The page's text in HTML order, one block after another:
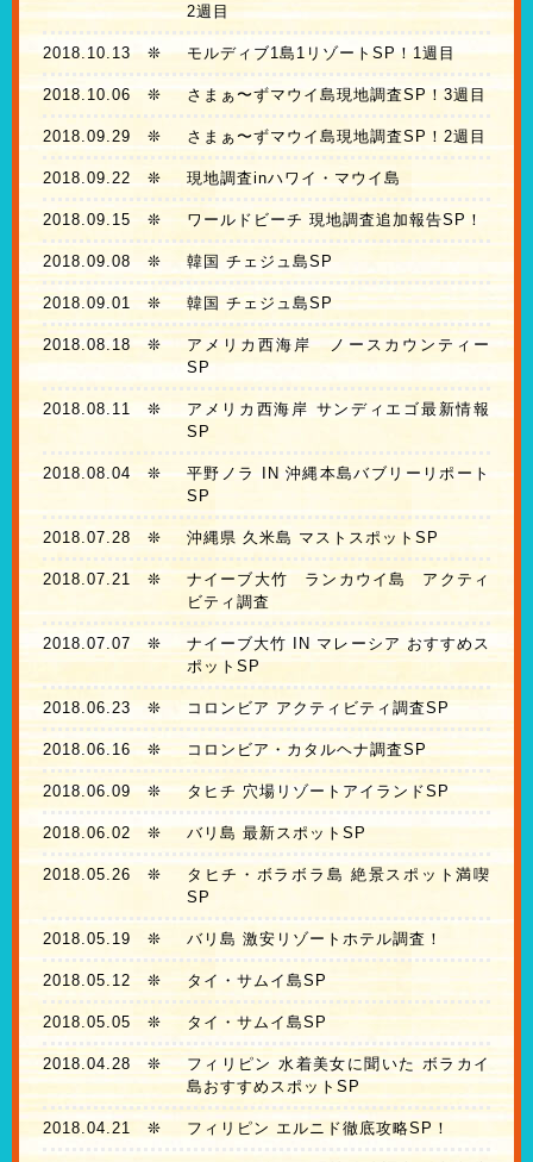
2週目
2018.10.13❊ モルディブ1島1リゾートSP！1週目
2018.10.06 ❊ さまぁ〜ずマウイ島現地調査SP！3週目
2018.09.29 ❊ さまぁ〜ずマウイ島現地調査SP！2週目
2018.09.22 ❊ 現地調査inハワイ・マウイ島
2018.09.15 ❊ ワールドビーチ 現地調査追加報告SP！
2018.09.08 ❊ 韓国 チェジュ島SP
2018.09.01 ❊ 韓国 チェジュ島SP
2018.08.18❊
アメリカ西海岸 ノースカウンティー
SP
2018.08.11 ❊
アメリカ西海岸 サンディエゴ最新情報
SP
2018.08.04❊
平野ノラ IN 沖縄本島バブリーリポート
SP
2018.07.28 ❊ 沖縄県 久米島 マストスポットSP
2018.07.21 ❊
ナイーブ大竹 ランカウイ島 アクティ
ビティ調査
2018.07.07 ❊
ナイーブ大竹 IN マレーシア おすすめス
ポットSP
2018.06.23 ❊ コロンビア アクティビティ調査SP
2018.06.16❊ コロンビア・カタルヘナ調査SP
2018.06.09 ❊ タヒチ 穴場リゾートアイランドSP
2018.06.02 ❊ バリ島 最新スポットSP
2018.05.26 ❊
タヒチ・ボラボラ島 絶景スポット満喫
SP
2018.05.19 ❊ バリ島 激安リゾートホテル調査！
2018.05.12 ❊ タイ・サムイ島SP
2018.05.05 ❊ タイ・サムイ島SP
2018.04.28 ❊
フィリピン 水着美女に聞いた ボラカイ
島おすすめスポットSP
2018.04.21 ❊ フィリピン エルニド徹底攻略SP！